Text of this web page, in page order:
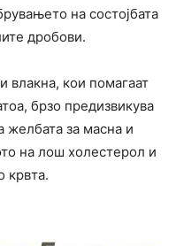
на состојбата
дробови.
влакна, кои помагаат
брзо предизвикува
желбата за масна и
на лош холестерол и
крвта.